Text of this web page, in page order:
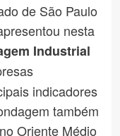
de São Paulo
nesta
Industrial
indicadores
também
Oriente Médio